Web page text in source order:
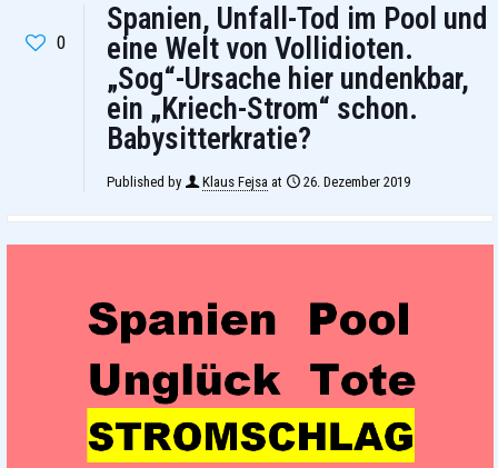
0
Spanien, Unfall-Tod im Pool und
eine Welt von Vollidioten.
„Sog“-Ursache hier undenkbar,
ein „Kriech-Strom“ schon.
Babysitterkratie?
Published by Klaus Fejsa at 26. Dezember 2019